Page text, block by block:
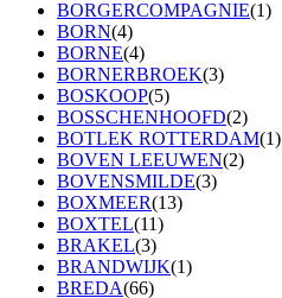
BORGERCOMPAGNIE(1)
BORN(4)
BORNE(4)
BORNERBROEK(3)
BOSKOOP(5)
BOSSCHENHOOFD(2)
BOTLEK ROTTERDAM(1)
BOVEN LEEUWEN(2)
BOVENSMILDE(3)
BOXMEER(13)
BOXTEL(11)
BRAKEL(3)
BRANDWIJK(1)
BREDA(66)